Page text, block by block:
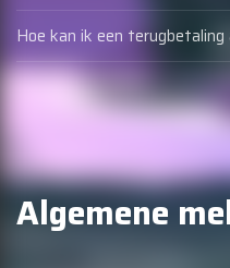
Hoe kan ik een terugbetaling
Algemene